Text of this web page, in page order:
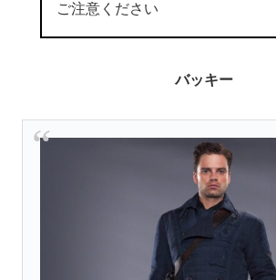
ご注意ください
バッキー